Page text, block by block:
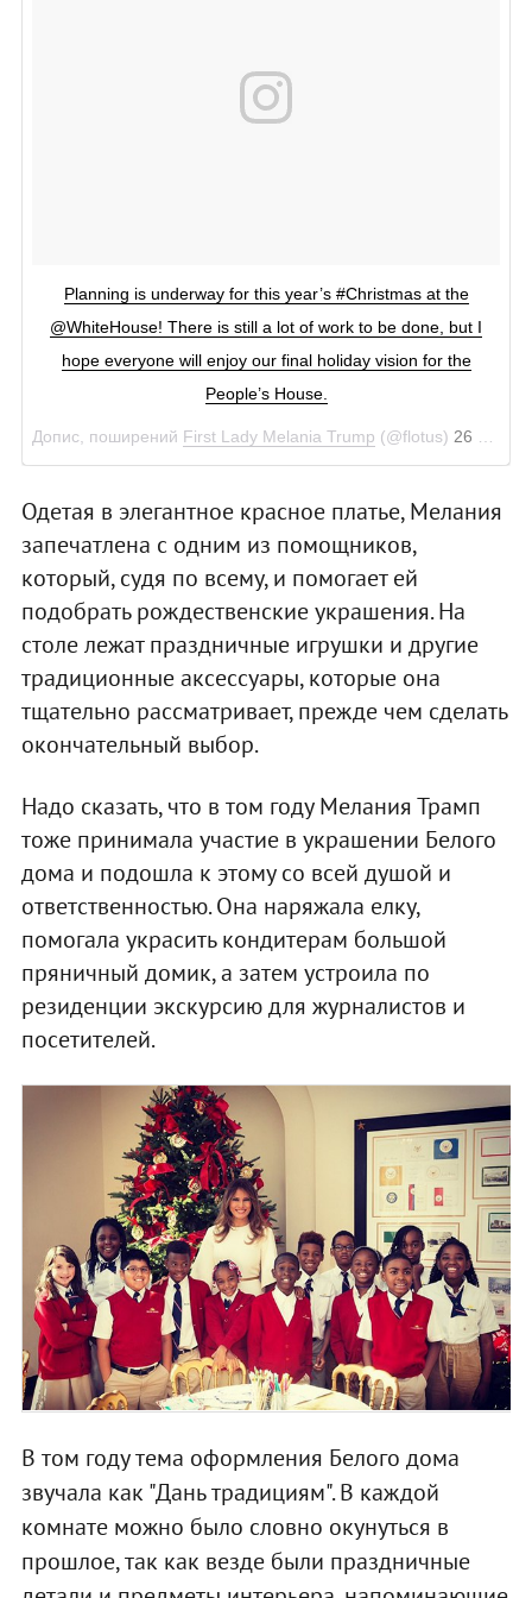
Planning is underway for this year’s #Christmas at the
@WhiteHouse! There is still a lot of work to be done, but I
hope everyone will enjoy our final holiday vision for the
People’s House.
Допис, поширений First Lady Melania Trump (@flotus) 26 Лип 2018 р. о 10:32 PDT
Одетая в элегантное красное платье, Мелания
запечатлена с одним из помощников,
который, судя по всему, и помогает ей
подобрать рождественские украшения. На
столе лежат праздничные игрушки и другие
традиционные аксессуары, которые она
тщательно рассматривает, прежде чем сделать
окончательный выбор.
Надо сказать, что в том году Мелания Трамп
тоже принимала участие в украшении Белого
дома и подошла к этому со всей душой и
ответственностью. Она наряжала елку,
помогала украсить кондитерам большой
пряничный домик, а затем устроила по
резиденции экскурсию для журналистов и
посетителей.
В том году тема оформления Белого дома
звучала как "Дань традициям". В каждой
комнате можно было словно окунуться в
прошлое, так как везде были праздничные